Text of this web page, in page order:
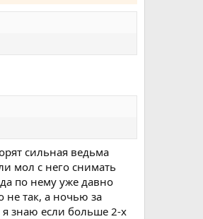
сильная ведьма
мол с него снимать
по нему уже давно
не так, а ночью за
я знаю если больше 2-х